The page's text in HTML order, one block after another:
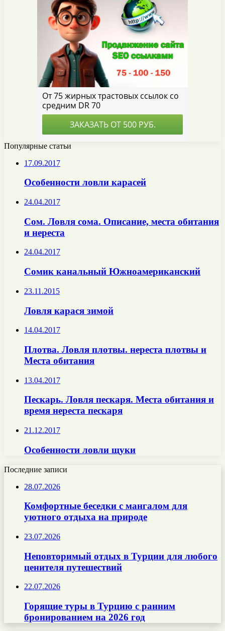
Популярные статьи
17.09.2017
Особенности ловли карасей
24.04.2017
Сом. Ловля сома. Описание, места обитания
и нереста
24.04.2017
Сомик канальный Южноамериканский
23.11.2015
Ловля карася зимой
14.04.2017
Плотва. Ловля плотвы. нереста плотвы и
Места обитания
13.04.2017
Пескарь. Ловля пескаря. Места обитания и
время нереста пескаря
21.12.2017
Особенности ловли щуки
Последние записи
28.07.2026
Комфортные беседки с мангалом для
уютного отдыха на природе
23.07.2026
Неповторимый отдых в Турции для любого
ценителя путешествий
22.07.2026
Горящие туры в Турцию с ранним
бронированием на 2026 год